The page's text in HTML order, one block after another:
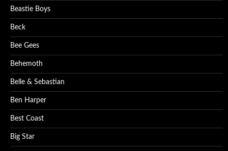
Beastie Boys
Beck
Bee Gees
Behemoth
Belle & Sebastian
Ben Harper
Best Coast
Big Star